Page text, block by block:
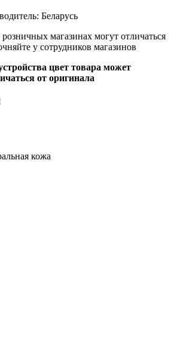
Беларусь
магазинах могут отличаться
у сотрудников магазинов
цвет товара может
от оригинала
кожа